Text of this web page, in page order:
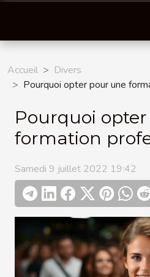
Accueil
Divers
Pourquoi opter pour une
Pourquoi
formation
Samedi 9 juillet 2022 19:42